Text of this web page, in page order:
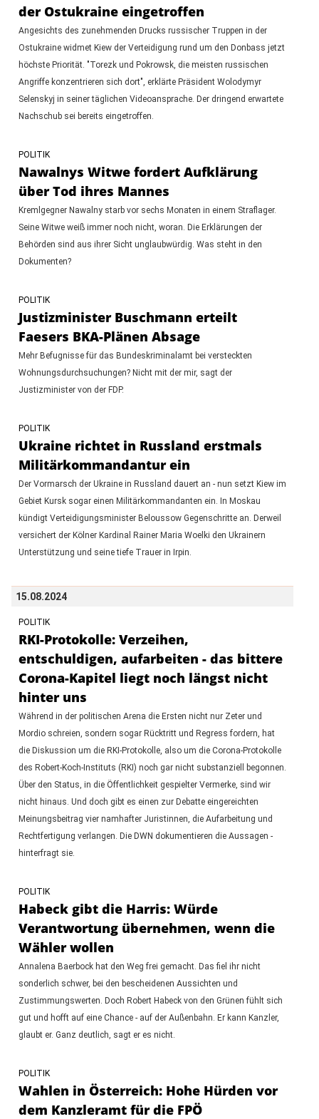
der Ostukraine eingetroffen
Angesichts des zunehmenden Drucks russischer Truppen in der
Ostukraine widmet Kiew der Verteidigung rund um den Donbass jetzt
höchste Priorität. "Torezk und Pokrowsk, die meisten russischen
Angriffe konzentrieren sich dort", erklärte Präsident Wolodymyr
Selenskyj in seiner täglichen Videoansprache. Der dringend erwartete
Nachschub sei bereits eingetroffen.
POLITIK
Nawalnys Witwe fordert Aufklärung
über Tod ihres Mannes
Kremlgegner Nawalny starb vor sechs Monaten in einem Straflager.
Seine Witwe weiß immer noch nicht, woran. Die Erklärungen der
Behörden sind aus ihrer Sicht unglaubwürdig. Was steht in den
Dokumenten?
POLITIK
Justizminister Buschmann erteilt
Faesers BKA-Plänen Absage
Mehr Befugnisse für das Bundeskriminalamt bei versteckten
Wohnungsdurchsuchungen? Nicht mit der mir, sagt der
Justizminister von der FDP.
POLITIK
Ukraine richtet in Russland erstmals
Militärkommandantur ein
Der Vormarsch der Ukraine in Russland dauert an - nun setzt Kiew im
Gebiet Kursk sogar einen Militärkommandanten ein. In Moskau
kündigt Verteidigungsminister Beloussow Gegenschritte an. Derweil
versichert der Kölner Kardinal Rainer Maria Woelki den Ukrainern
Unterstützung und seine tiefe Trauer in Irpin.
15.08.2024
POLITIK
RKI-Protokolle: Verzeihen,
entschuldigen, aufarbeiten - das bittere
Corona-Kapitel liegt noch längst nicht
hinter uns
Während in der politischen Arena die Ersten nicht nur Zeter und
Mordio schreien, sondern sogar Rücktritt und Regress fordern, hat
die Diskussion um die RKI-Protokolle, also um die Corona-Protokolle
des Robert-Koch-Instituts (RKI) noch gar nicht substanziell begonnen.
Über den Status, in die Öffentlichkeit gespielter Vermerke, sind wir
nicht hinaus. Und doch gibt es einen zur Debatte eingereichten
Meinungsbeitrag vier namhafter Juristinnen, die Aufarbeitung und
Rechtfertigung verlangen. Die DWN dokumentieren die Aussagen -
hinterfragt sie.
POLITIK
Habeck gibt die Harris: Würde
Verantwortung übernehmen, wenn die
Wähler wollen
Annalena Baerbock hat den Weg frei gemacht. Das fiel ihr nicht
sonderlich schwer, bei den bescheidenen Aussichten und
Zustimmungswerten. Doch Robert Habeck von den Grünen fühlt sich
gut und hofft auf eine Chance - auf der Außenbahn. Er kann Kanzler,
glaubt er. Ganz deutlich, sagt er es nicht.
POLITIK
Wahlen in Österreich: Hohe Hürden vor
dem Kanzleramt für die FPÖ